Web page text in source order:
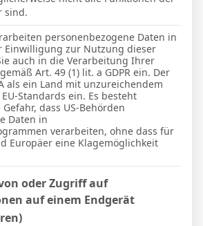
S
U
64`
N
28`
U
sind.
personenbezogene Daten in
Einwilligung zur Nutzung dieser
auch in die Verarbeitung Ihrer
Art. 49 (1) lit. a GDPR ein. Der
als ein Land mit unzureichendem
Standards ein. Es besteht
dass US-Behörden
Daten in
verarbeiten, ohne dass für
Europäer eine Klagemöglichkeit
Sie eine Liste der Zwecke des IAB
oder Zugriff auf
auf einem Endgerät